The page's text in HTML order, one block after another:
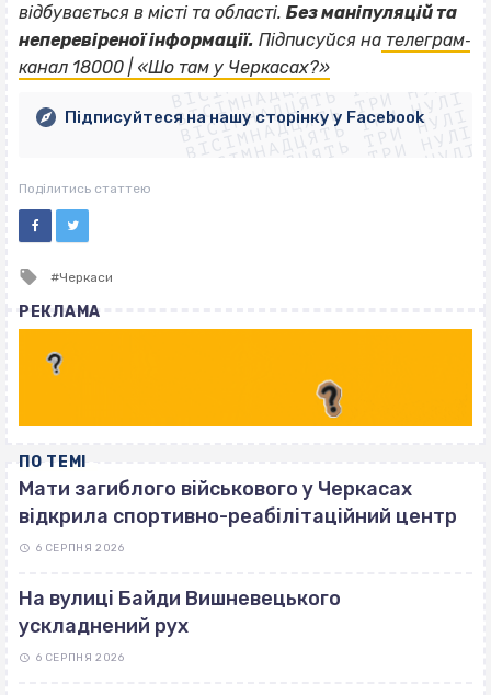
відбувається в місті та області. Без маніпуляцій та
неперевіреної інформації. Підписуйся на телеграм‐
канал 18000 | «Шо там у Черкасах?»
ВІСІМНАДЦЯТЬ ТРИ НУЛІ
ВІСІМНАДЦЯТЬ ТРИ НУЛІ
ВІСІМНАДЦЯТЬ ТРИ НУЛІ
ВІСІМНАДЦЯТЬ ТРИ НУЛІ
ВІСІМНАДЦЯТЬ ТРИ НУЛІ
ВІСІМНАДЦЯТЬ ТРИ НУЛІ
ВІСІМНАДЦЯТЬ ТРИ НУЛІ
ВІСІМНАДЦЯТЬ ТРИ НУЛІ
Підписуйтеся на нашу сторінку у Facebook
Поділитись статтею
Tagged
Черкаси
РЕКЛАМА
ПО ТЕМІ
Мати загиблого військового у Черкасах
відкрила спортивно-реабілітаційний центр
6 СЕРПНЯ 2026
На вулиці Байди Вишневецького
ускладнений рух
6 СЕРПНЯ 2026